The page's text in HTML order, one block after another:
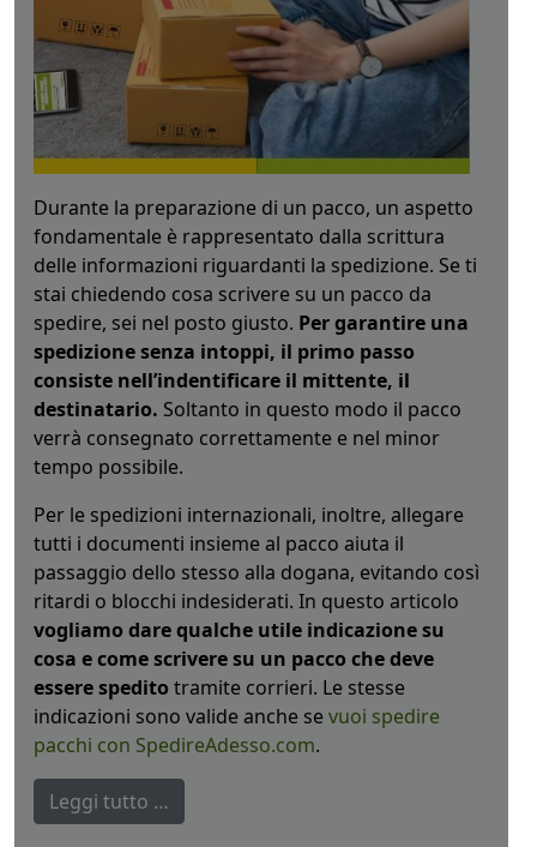
Durante la preparazione di un pacco, un aspetto
fondamentale è rappresentato dalla scrittura
delle informazioni riguardanti la spedizione. Se ti
stai chiedendo cosa scrivere su un pacco da
spedire, sei nel posto giusto. Per garantire una
spedizione senza intoppi, il primo passo
consiste nell’indentificare il mittente, il
destinatario. Soltanto in questo modo il pacco
verrà consegnato correttamente e nel minor
tempo possibile.
Per le spedizioni internazionali, inoltre, allegare
tutti i documenti insieme al pacco aiuta il
passaggio dello stesso alla dogana, evitando così
ritardi o blocchi indesiderati. In questo articolo
vogliamo dare qualche utile indicazione su
cosa e come scrivere su un pacco che deve
essere spedito tramite corrieri. Le stesse
indicazioni sono valide anche sevuoi spedire
pacchi con SpedireAdesso.com.
Leggi tutto …